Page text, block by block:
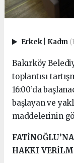
Erkek Kadın
Bakırköy
toplantısı
16:00’da
başlayan ve
maddelerinin
HAKKI